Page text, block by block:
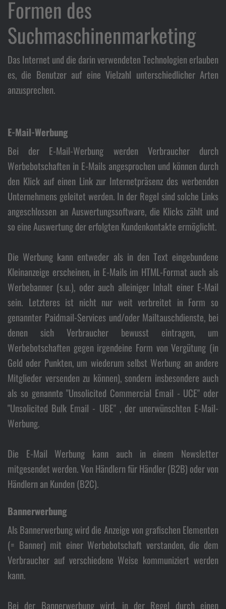
Formen des
Suchmaschinenmarketing
Das Internet und die darin verwendeten Technologien erlauben
es, die Benutzer auf eine Vielzahl unterschiedlicher Arten
anzusprechen.
E-Mail-Werbung
Bei der E-Mail-Werbung werden Verbraucher durch
Werbebotschaften in E-Mails angesprochen und können durch
den Klick auf einen Link zur Internetpräsenz des werbenden
Unternehmens geleitet werden. In der Regel sind solche Links
angeschlossen an Auswertungssoftware, die Klicks zählt und
so eine Auswertung der erfolgten Kundenkontakte ermöglicht.
Die Werbung kann entweder als in den Text eingebundene
Kleinanzeige erscheinen, in E-Mails im HTML-Format auch als
Werbebanner (s.u.), oder auch alleiniger Inhalt einer E-Mail
sein. Letzteres ist nicht nur weit verbreitet in Form so
genannter Paidmail-Services und/oder Mailtauschdienste, bei
denen sich Verbraucher bewusst eintragen, um
Werbebotschaften gegen irgendeine Form von Vergütung (in
Geld oder Punkten, um wiederum selbst Werbung an andere
Mitglieder versenden zu können), sondern insbesondere auch
als so genannte "Unsolicited Commercial Email - UCE" oder
"Unsolicited Bulk Email - UBE" , der unerwünschten E-Mail-
Werbung.
Die E-Mail Werbung kann auch in einem Newsletter
mitgesendet werden. Von Händlern für Händler (B2B) oder von
Händlern an Kunden (B2C).
Bannerwerbung
Als Bannerwerbung wird die Anzeige von grafischen Elementen
(= Banner) mit einer Werbebotschaft verstanden, die dem
Verbraucher auf verschiedene Weise kommuniziert werden
kann.
Bei der Bannerwerbung wird, in der Regel durch einen